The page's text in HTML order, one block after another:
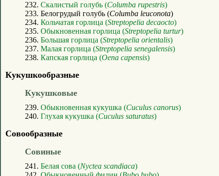
232. Скалистый голубь (Columba rupestris)
233. Белогрудый голубь (Columba leuconota)
234. Кольчатая горлица (Streptopelia decaocto)
235. Обыкновенная горлица (Streptopelia turtur)
236. Большая горлица (Streptopelia orientalis)
237. Малая горлица (Streptopelia senegalensis)
238. Капская горлица (Oena capensis)
Кукушкообразные
Кукушковые
239. Обыкновенная кукушка (Cuculus canorus)
240. Глухая кукушка (Cuculus saturatus)
Совообразные
Совиные
241. Белая сова (Nyctea scandiaca)